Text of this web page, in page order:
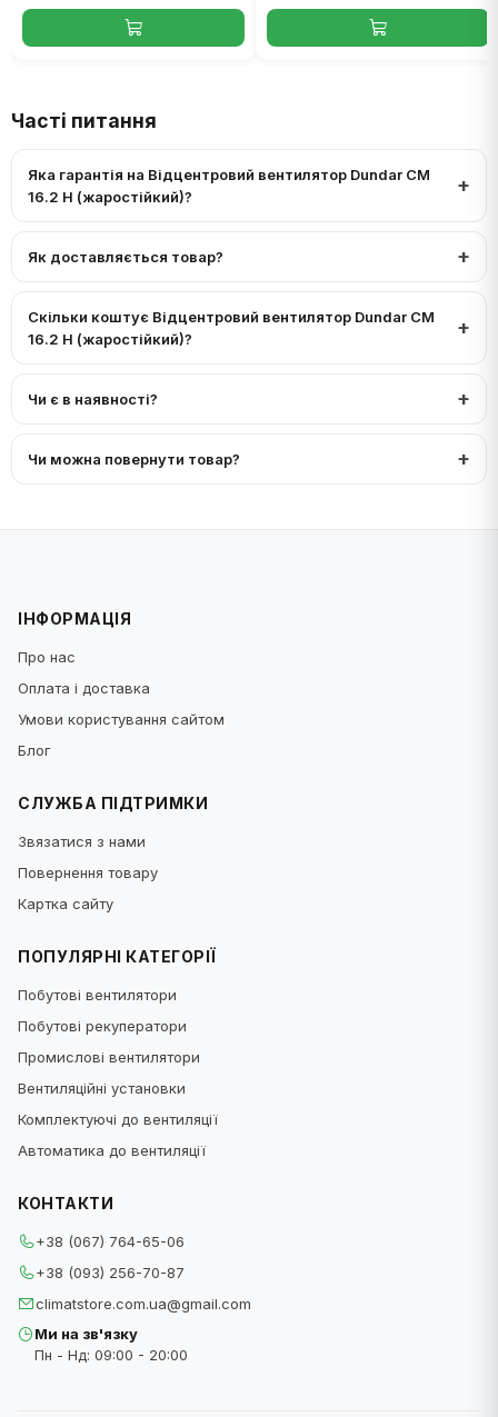
Часті питання
Яка гарантія на Відцентровий вентилятор Dundar CM
16.2 H (жаростійкий)?
Як доставляється товар?
Скільки коштує Відцентровий вентилятор Dundar CM
16.2 H (жаростійкий)?
Чи є в наявності?
Чи можна повернути товар?
ІНФОРМАЦІЯ
Про нас
Оплата і доставка
Умови користування сайтом
Блог
СЛУЖБА ПІДТРИМКИ
Звязатися з нами
Повернення товару
Картка сайту
ПОПУЛЯРНІ КАТЕГОРІЇ
Побутові вентилятори
Побутові рекуператори
Промислові вентилятори
Вентиляційні установки
Комплектуючі до вентиляції
Автоматика до вентиляції
КОНТАКТИ
+38 (067) 764-65-06
+38 (093) 256-70-87
climatstore.com.ua@gmail.com
Ми на зв'язку
Пн - Нд: 09:00 - 20:00